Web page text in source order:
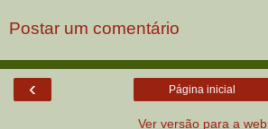
Postar um comentário
‹ Página inicial
Ver versão para a web